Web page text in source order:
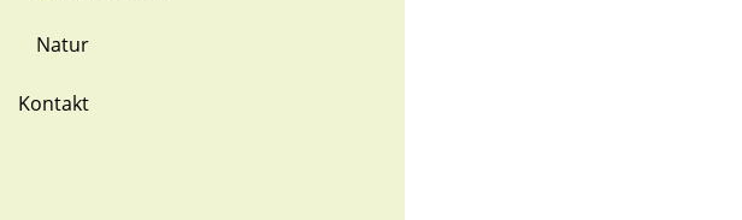
Natur
Kontakt